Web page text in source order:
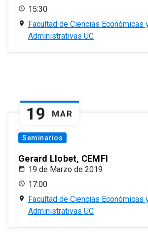
15:30
Facultad de Ciencias Económicas
Administrativas UC
19 MAR
Seminarios
Gerard Llobet, CEMFI
19 de Marzo de 2019
17:00
Facultad de Ciencias Económicas
Administrativas UC